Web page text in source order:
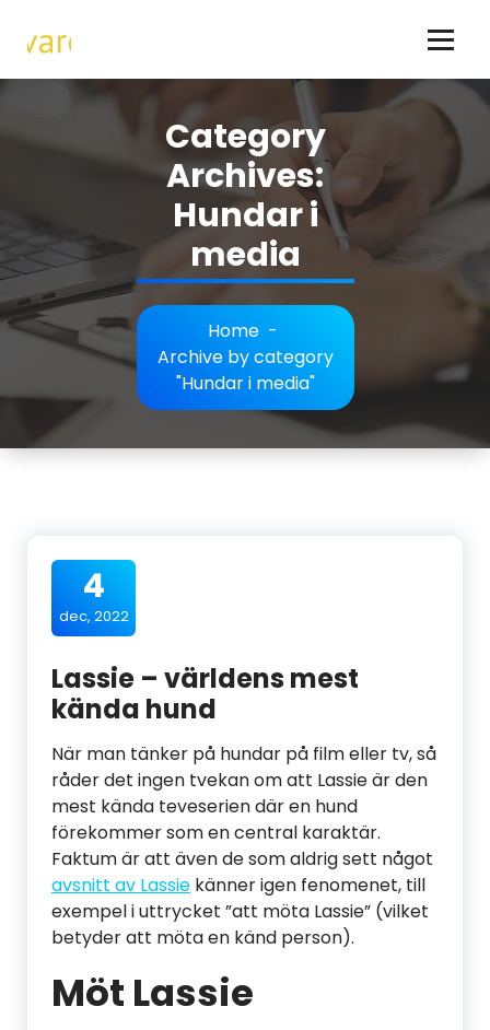
Category
Archives:
Hundar i
media
Home -
Archive by category
"Hundar i media"
4
dec, 2022
Lassie – världens mest
kända hund
När man tänker på hundar på film eller tv, så
råder det ingen tvekan om att Lassie är den
mest kända teveserien där en hund
förekommer som en central karaktär.
Faktum är att även de som aldrig sett något
avsnitt av Lassie känner igen fenomenet, till
exempel i uttrycket ”att möta Lassie” (vilket
betyder att möta en känd person).
Möt Lassie